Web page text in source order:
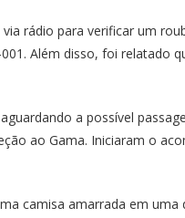
rádio para verificar um
Além disso, foi relatado
a possível
ao Gama. Iniciaram o
camisa amarrada em